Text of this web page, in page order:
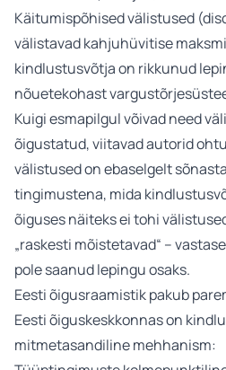
Käitumispõhised välistused
välistavad kahjuhüvitise
kindlustusvõtja on rikkunud
nõuetekohast
Kuigi esmapilgul võivad need
õigustatud, viitavad autorid
välistused on ebaselgelt
tingimustena, mida
õiguses näiteks ei tohi
„raskesti mõistetavad“ –
pole saanud lepingu osaks.
Eesti õigusraamistik pakub
Eesti õiguskeskkonnas on
mitmetasandiline mehhanism: